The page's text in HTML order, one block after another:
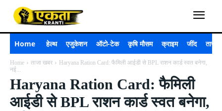
Home हेल्थ एजुकेशन ऑटो-टेक कृषि मौसम क्राइम जींद ताजा
Home ताजा खबर
Haryana Ration Card: फैमिली आईडी से BPL राशन कार्ड स्वत बनेगा,
नई...
Haryana Ration Card: फैमिली
आईडी से BPL राशन कार्ड स्वत बनेगा,